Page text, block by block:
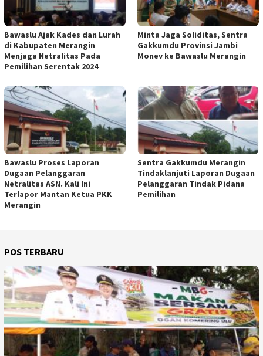
Bawaslu Ajak Kades dan Lurah
di Kabupaten Merangin
Menjaga Netralitas Pada
Pemilihan Serentak 2024
Minta Jaga Soliditas, Sentra
Gakkumdu Provinsi Jambi
Monev ke Bawaslu Merangin
Bawaslu Proses Laporan
Dugaan Pelanggaran
Netralitas ASN. Kali Ini
Terlapor Mantan Ketua PKK
Merangin
Sentra Gakkumdu Merangin
Tindaklanjuti Laporan Dugaan
Pelanggaran Tindak Pidana
Pemilihan
POS TERBARU